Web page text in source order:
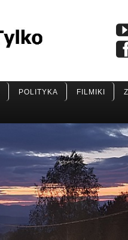
POLITYKA FILMIKI